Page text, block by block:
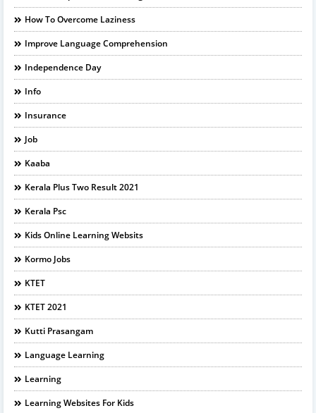
How To Overcome Laziness
Improve Language Comprehension
Independence Day
Info
Insurance
Job
Kaaba
Kerala Plus Two Result 2021
Kerala Psc
Kids Online Learning Websits
Kormo Jobs
KTET
KTET 2021
Kutti Prasangam
Language Learning
Learning
Learning Websites For Kids